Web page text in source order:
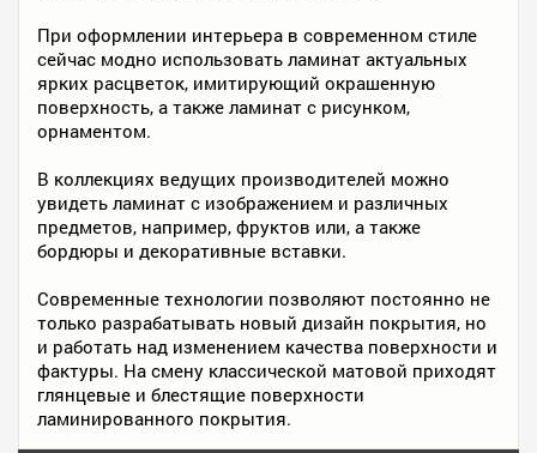
При оформлении интерьера в современном стиле
сейчас модно использовать ламинат актуальных
ярких расцветок, имитирующий окрашенную
поверхность, а также ламинат с рисунком,
орнаментом.
В коллекциях ведущих производителей можно
увидеть ламинат с изображением и различных
предметов, например, фруктов или, а также
бордюры и декоративные вставки.
Современные технологии позволяют постоянно не
только разрабатывать новый дизайн покрытия, но
и работать над изменением качества поверхности и
фактуры. На смену классической матовой приходят
глянцевые и блестящие поверхности
ламинированного покрытия.